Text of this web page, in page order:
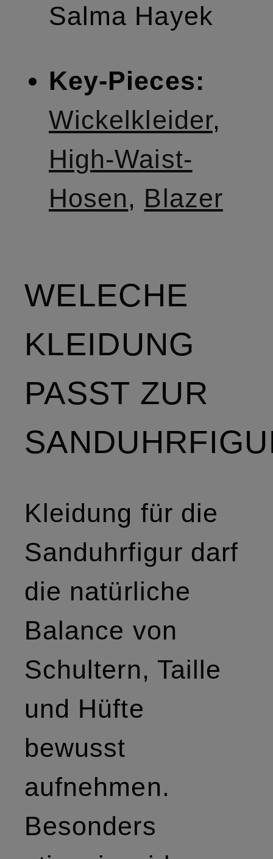
Salma Hayek
Key-Pieces:
Wickelkleider,
High-Waist-
Hosen, Blazer
WELECHE
KLEIDUNG
PASST ZUR
Kleidung für die
Sanduhrfigur darf
die natürliche
Balance von
Schultern, Taille
und Hüfte
bewusst
aufnehmen.
Besonders